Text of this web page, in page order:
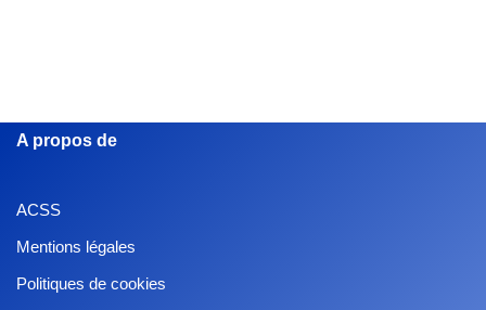
A propos de
ACSS
Mentions légales
Politiques de cookies